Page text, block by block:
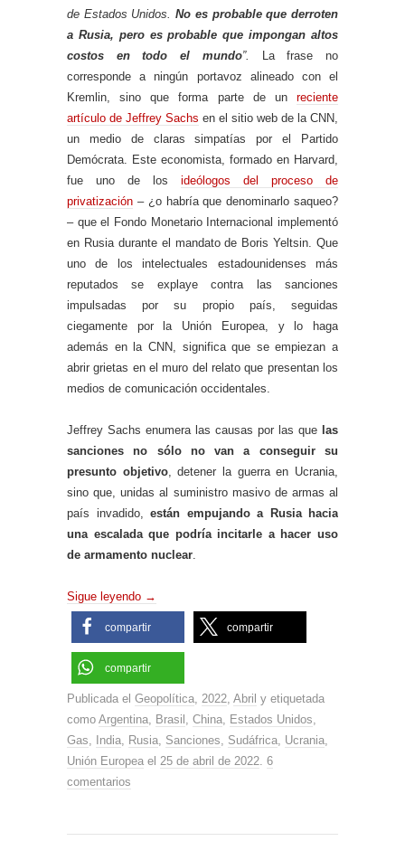
de Estados Unidos.No es probable que derroten
a Rusia, pero es probable que impongan altos
costos en todo el mundo”.
La frase no
corresponde a ningún portavoz alineado con el
Kremlin, sino que forma parte de un reciente
artículo de Jeffrey Sachs en el sitio web de la CNN,
un medio de claras simpatías por el Partido
Demócrata. Este economista, formado en Harvard,
fue uno de los ideólogos del proceso de
privatización – ¿o habría que denominarlo saqueo?
– que el Fondo Monetario Internacional implementó
en Rusia durante el mandato de Boris Yeltsin. Que
uno de los intelectuales estadounidenses más
reputados se explaye contra las sanciones
impulsadas por su propio país, seguidas
ciegamente por la Unión Europea, y lo haga
además en la CNN, significa que se empiezan a
abrir grietas en el muro del relato que presentan los
medios de comunicación occidentales.
Jeffrey Sachs enumera las causas por las que las
sanciones no sólo no van a conseguir su
presunto objetivo, detener la guerra en Ucrania,
sino que, unidas al suministro masivo de armas al
país invadido, están empujando a Rusia hacia
una escalada que podría incitarle a hacer uso
de armamento nuclear
Sigue leyendo →
compartir compartir
compartir
Publicada el Geopolítica 2022 Abril y etiquetada
como Argentina Brasil China Estados Unidos
Gas
India Rusia Sanciones Sudáfrica Ucrania
Unión Europea el 25 de abril de 2022 6
comentarios